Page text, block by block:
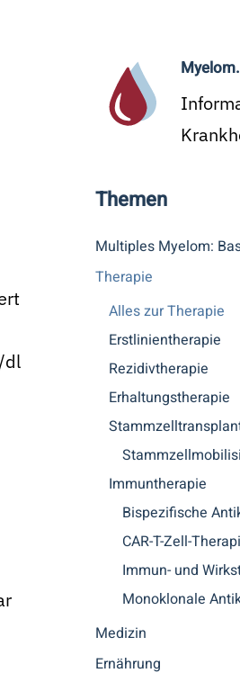
dl
Themen
Multiples Myelom:
Therapie
Alles zur Therapie
Erstlinientherapie
Rezidivtherapie
Erhaltungstherapie
Immuntherapie
Bispezifische
CAR-T-Zell-
Immun- und
Monoklonale
Medizin
Ernährung